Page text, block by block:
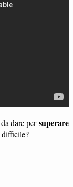
dare persuperare
difficile?